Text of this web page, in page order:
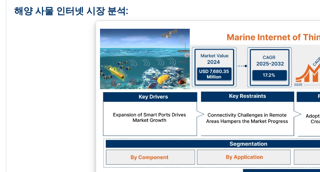
해양 사물 인터넷 시장 분석: